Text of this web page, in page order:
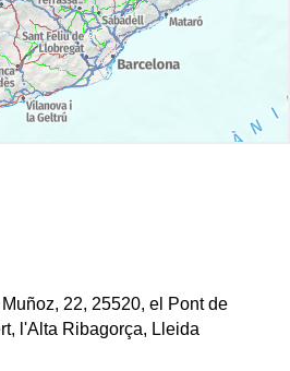
22, 25520, el Pont de
l'Alta Ribagorça, Lleida